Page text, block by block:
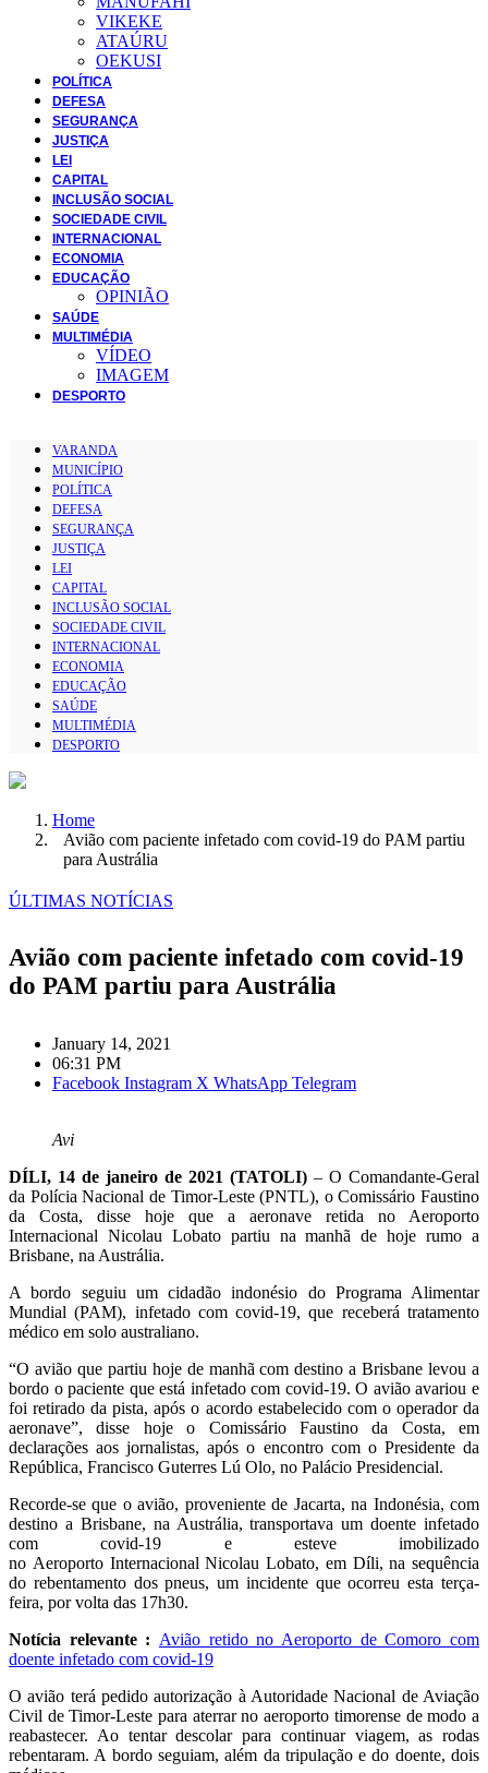
VIKEKE
ATAÚRU
OEKUSI
POLÍTICA
DEFESA
SEGURANÇA
JUSTIÇA
LEI
CAPITAL
INCLUSÃO SOCIAL
SOCIEDADE CIVIL
INTERNACIONAL
ECONOMIA
EDUCAÇÃO
OPINIÃO
SAÚDE
MULTIMÉDIA
VÍDEO
IMAGEM
DESPORTO
VARANDA
MUNICÍPIO
POLÍTICA
DEFESA
SEGURANÇA
JUSTIÇA
LEI
CAPITAL
INCLUSÃO SOCIAL
SOCIEDADE CIVIL
INTERNACIONAL
ECONOMIA
EDUCAÇÃO
SAÚDE
MULTIMÉDIA
DESPORTO
Home
Avião com paciente infetado com covid-19 do PAM partiu
para Austrália
ÚLTIMAS NOTÍCIAS
Avião com paciente infetado com covid-19
do PAM partiu para Austrália
January 14, 2021
06:31 PM
Facebook Instagram X WhatsApp Telegram
Avi
DÍLI, 14 de janeiro de 2021 (TATOLI) – O Comandante-Geral
da Polícia Nacional de Timor-Leste (PNTL), o Comissário Faustino
da Costa, disse hoje que a aeronave retida no Aeroporto
Internacional Nicolau Lobato partiu na manhã de hoje rumo a
Brisbane, na Austrália.
A bordo seguiu um cidadão indonésio do Programa Alimentar
Mundial (PAM), infetado com covid-19, que receberá tratamento
médico em solo australiano.
“O avião que partiu hoje de manhã com destino a Brisbane levou a
bordo o paciente que está infetado com covid-19. O avião avariou e
foi retirado da pista, após o acordo estabelecido com o operador da
aeronave”, disse hoje o Comissário Faustino da Costa, em
declarações aos jornalistas, após o encontro com o Presidente da
República, Francisco Guterres Lú Olo, no Palácio Presidencial.
Recorde-se que o avião, proveniente de Jacarta, na Indonésia, com
destino a Brisbane, na Austrália, transportava um doente infetado
com covid-19 e esteve imobilizado
no Aeroporto Internacional Nicolau Lobato, em Díli, na sequência
do rebentamento dos pneus, um incidente que ocorreu esta terça-
feira, por volta das 17h30.
Notícia relevante : Avião retido no Aeroporto de Comoro com
doente infetado com covid-19
O avião terá pedido autorização à Autoridade Nacional de Aviação
Civil de Timor-Leste para aterrar no aeroporto timorense de modo a
reabastecer. Ao tentar descolar para continuar viagem, as rodas
rebentaram. A bordo seguiam, além da tripulação e do doente, dois